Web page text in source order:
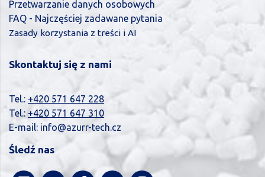
Przetwarzanie danych osobowych
FAQ - Najczęściej zadawane pytania
Zasady korzystania z treści i AI
Skontaktuj się z nami
Tel.: +420 571 647 228
Tel.: +420 571 647 310
E-mail: info@azurr-tech.cz
Śledź nas